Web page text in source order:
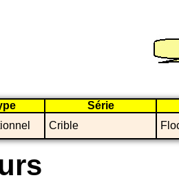
Série
Crible